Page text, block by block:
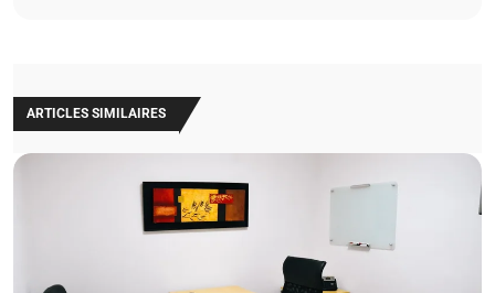
ARTICLES SIMILAIRES